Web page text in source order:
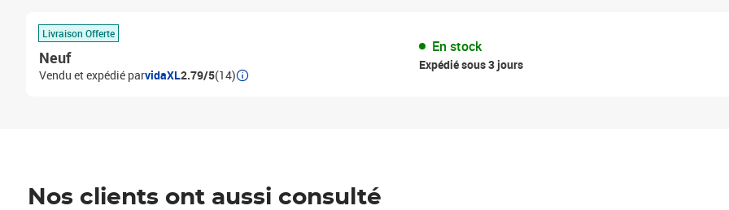
Livraison Offerte
Neuf
Vendu et expédié parvidaXL2.79/5(14)
En stock
Expédié sous 3 jours
Nos clients ont aussi consulté